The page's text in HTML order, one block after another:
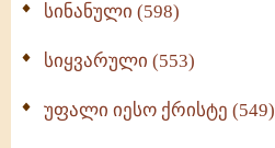
სინანული (598)
სიყვარული (553)
უფალი იესო ქრისტე (549)